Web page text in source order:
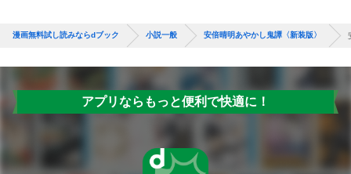
漫画無料試し読みならdブック 小説一般 安倍晴明あやかし鬼譚〈新装版〉
アプリならもっと便利で快適に！